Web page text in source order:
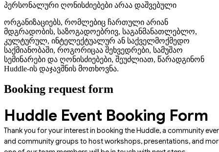
პერსონალური ღონისძიებები არაა დაშვებული
ორგანიზაციებს, რომლებიც ჩართული არიან
მდგრადობის, საზოგადოებრივ, საგანმანათლებლო,
კულტურულ, ინტელექტუალურ ან საქველმოქმედო
საქმიანობაში, როგორიცაა შეხვედრები, სამუშაო
სემინარები და ღონისძიებები, შეუძლიათ, წარადგინონ
Huddle-ის დაჯავშნის მოთხოვნა.
Booking request form